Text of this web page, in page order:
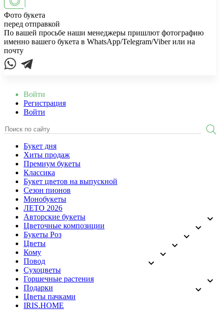
Фото букета
перед отправкой
По вашей просьбе наши менеджеры пришлют фотографию
именно вашего букета в WhatsApp/Telegram/Viber или на
почту
Войти
Регистрация
Войти
Букет дня
Хиты продаж
Премиум букеты
Классика
Букет цветов на выпускной
Сезон пионов
Монобукеты
ЛЕТО 2026
Авторские букеты
Цветочные композиции
Букеты Роз
Цветы
Кому
Повод
Сухоцветы
Горшечные растения
Подарки
Цветы пачками
IRIS.HOME